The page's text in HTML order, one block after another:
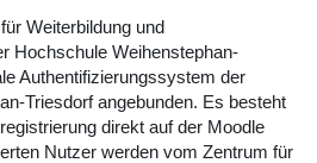
Weiterbildung und
Hochschule Weihenstephan-
Authentifizierungssystem der
Triesdorf angebunden. Es besteht
direkt auf der Moodle
Nutzer werden vom Zentrum für